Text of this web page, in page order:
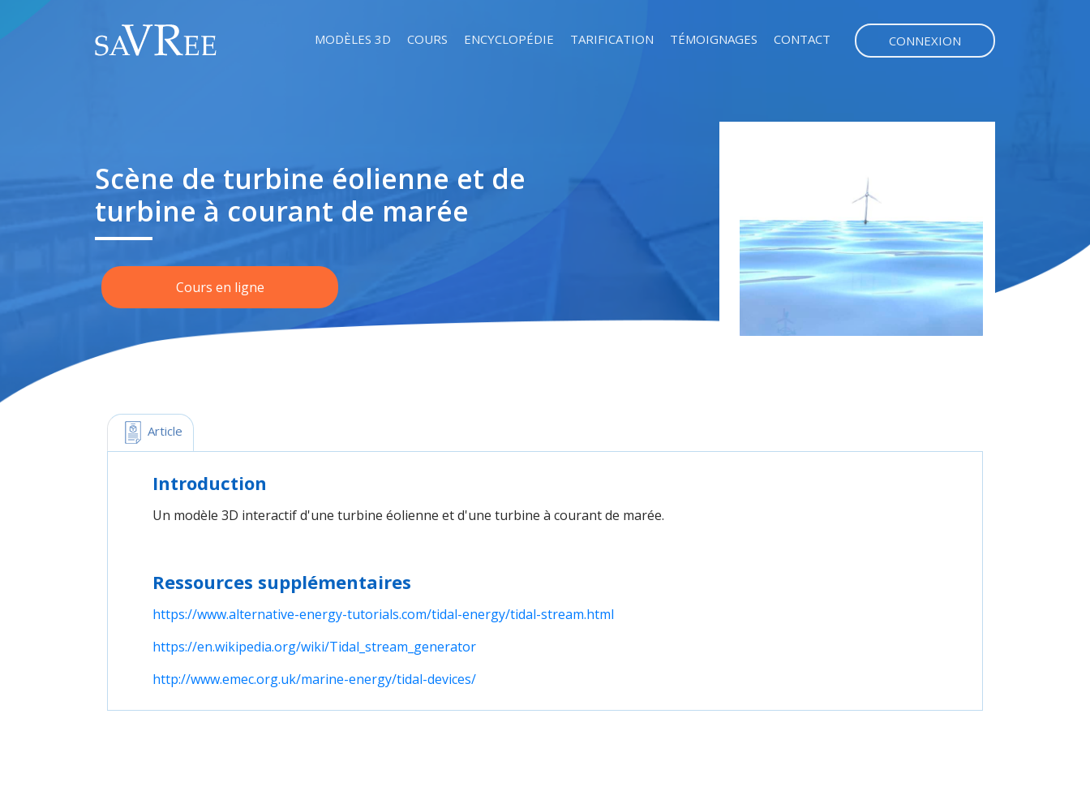
MODÈLES 3D COURS ENCYCLOPÉDIE TARIFICATION TÉMOIGNAGES CONTACT CONNEXION
Scène de turbine éolienne et de
turbine à courant de marée
Cours en ligne
Article
Introduction
Un modèle 3D interactif d'une turbine éolienne et d'une turbine à courant de marée.
Ressources supplémentaires
https://www.alternative-energy-tutorials.com/tidal-energy/tidal-stream.html
https://en.wikipedia.org/wiki/Tidal_stream_generator
http://www.emec.org.uk/marine-energy/tidal-devices/